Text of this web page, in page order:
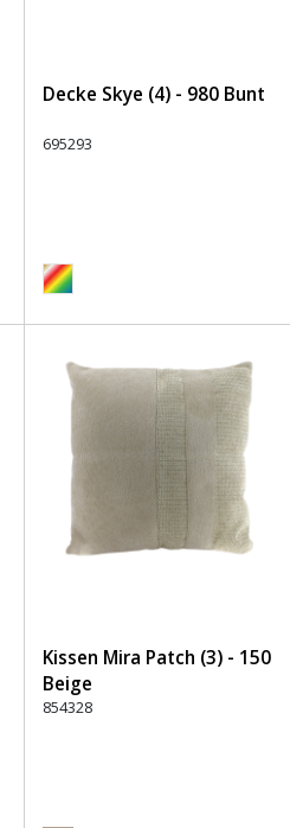
Decke Skye (4) - 980 Bunt
695293
Kissen Mira Patch (3) - 150
Beige
854328